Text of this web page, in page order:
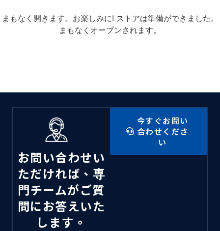
まもなく開きます。お楽しみに! ストアは準備ができました。
まもなくオープンされます。
お問い合わせい
ただければ、専
門チームがご質
問にお答えいた
します。
今すぐお問い
合わせくださ
い